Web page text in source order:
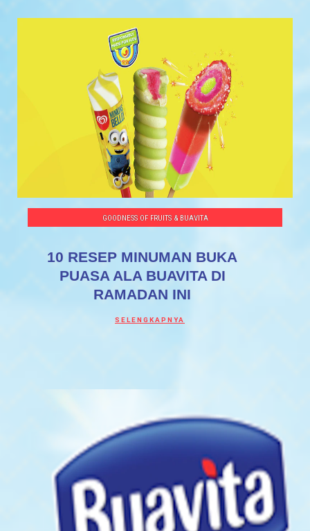
GOODNESS OF FRUITS & BUAVITA
10 RESEP MINUMAN BUKA
PUASA ALA BUAVITA DI
RAMADAN INI
SELENGKAPNYA